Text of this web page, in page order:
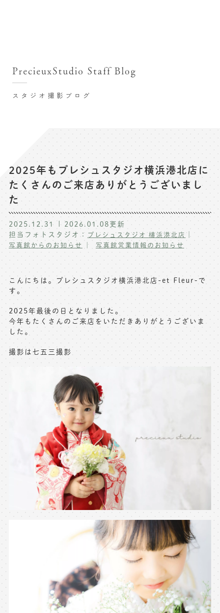
七五三お参り用着物レンタル
お宮参り写真撮影
ハーフバースデー撮影
卒業袴･卒業写真撮影
入園入学･卒園卒業記念撮影
家族写真･記念写真撮影
ペット写真撮影
フォトウェディング
記念撮影コラム
写真商品一覧
出張撮影(鎌倉)
キャンペーン･限定プラン情報
料金シミュレーション
お問い合わせ窓口
店舗情報についてはお手数ですが
各店舗までお問い合わせください
toiawase@precieux-studio.com
※上記アドレスは総合窓口となります
[営業時間] 9:00～17:00
[定休日] 土日祝日
マイページへログインする
無料会員登録はこちら
スタジオ撮影ブログ
PrecieuxStudio Staff Blog
2025年もプレシュスタジオ横浜港北店に
たくさんのご来店ありがとうございまし
た
2025.12.31 2026.01.08更新
担当フォトスタジオ： プレシュスタジオ 横浜港北店 ｜
写真館からのお知らせ 写真館営業情報のお知らせ
こんにちは。プレシュスタジオ横浜港北店-et Fleur-で
す。
2025年最後の日となりました。
今年もたくさんのご来店をいただきありがとうございま
した。
撮影は七五三撮影